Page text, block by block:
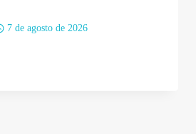
7 de agosto de 2026